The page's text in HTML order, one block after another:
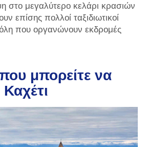
στο μεγαλύτερο κελάρι κρασιών
επίσης πολλοί ταξιδιωτικοί
που οργανώνουν εκδρομές
μπορείτε να